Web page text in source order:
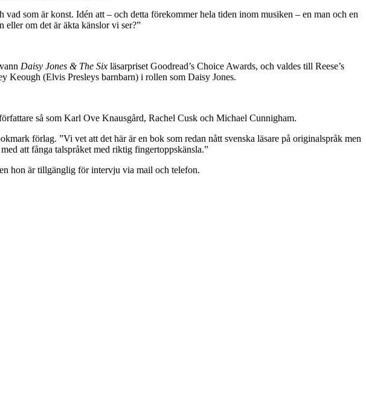
som är konst. Idén att – och detta förekommer hela tiden inom musiken – en man och en
om det är äkta känslor vi ser?”
Daisy Jones & The Six läsarpriset Goodread’s Choice Awards, och valdes till Reese’s
Keough (Elvis Presleys barnbarn) i rollen som Daisy Jones.
så som Karl Ove Knausgård, Rachel Cusk och Michael Cunnigham.
förlag. ”Vi vet att det här är en bok som redan nått svenska läsare på originalspråk men
att fånga talspråket med riktig fingertoppskänsla.”
hon är tillgänglig för intervju via mail och telefon.